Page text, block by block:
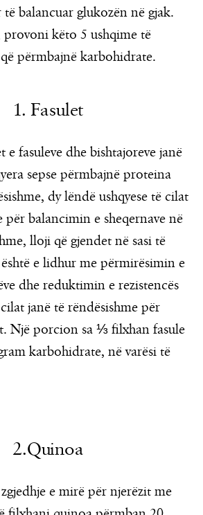
balancuar glukozën në gjak.
provoni këto 5 ushqime të
përmbajnë karbohidrate.
1. Fasulet
e fasuleve dhe bishtajoreve janë
sepse përmbajnë proteina
dy lëndë ushqyese të cilat
për balancimin e sheqernave në
lloji që gjendet në sasi të
e lidhur me përmirësimin e
dhe reduktimin e rezistencës
janë të rëndësishme për
Një porcion sa ⅓ filxhan fasule
karbohidrate, në varësi të
2.Quinoa
e mirë për njerëzit me